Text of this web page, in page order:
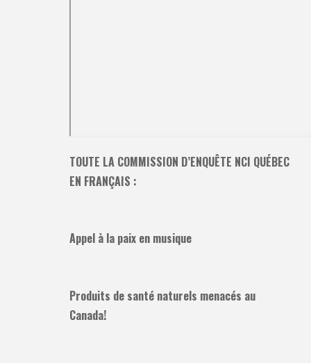
TOUTE LA COMMISSION D’ENQUÊTE NCI QUÉBEC
EN FRANÇAIS :
Appel à la paix en musique
Produits de santé naturels menacés au
Canada!